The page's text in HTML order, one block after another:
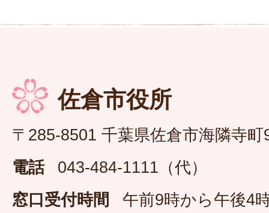
佐倉市役所
〒285-8501 千葉県佐倉市海隣寺町
電話
043-484-1111（代）
窓口受付時間
午前9時から午後4